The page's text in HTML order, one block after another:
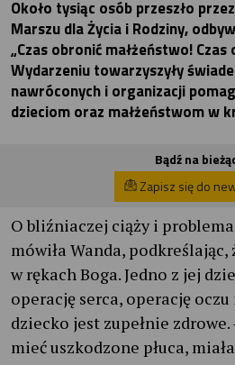
Około tysiąc osób przeszło
Marszu dla Życia i Rodziny,
„Czas obronić małżeństwo! Czas
Wydarzeniu towarzyszyły
nawróconych i organizacji
dzieciom oraz małżeństwom w
Bądź na
Zapisz się do
O bliźniaczej ciąży i
mówiła Wanda, podkreślając,
w rękach Boga. Jedno z jej
operację serca, operację
dziecko jest zupełnie zdrowe.
mieć uszkodzone płuca,